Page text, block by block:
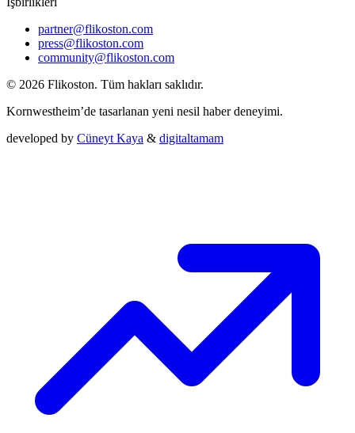
partner@flikoston.com
press@flikoston.com
community@flikoston.com
© 2026 Flikoston. Tüm hakları saklıdır.
Kornwestheim’de tasarlanan yeni nesil haber deneyimi.
developed by Cüneyt Kaya & digitaltamam